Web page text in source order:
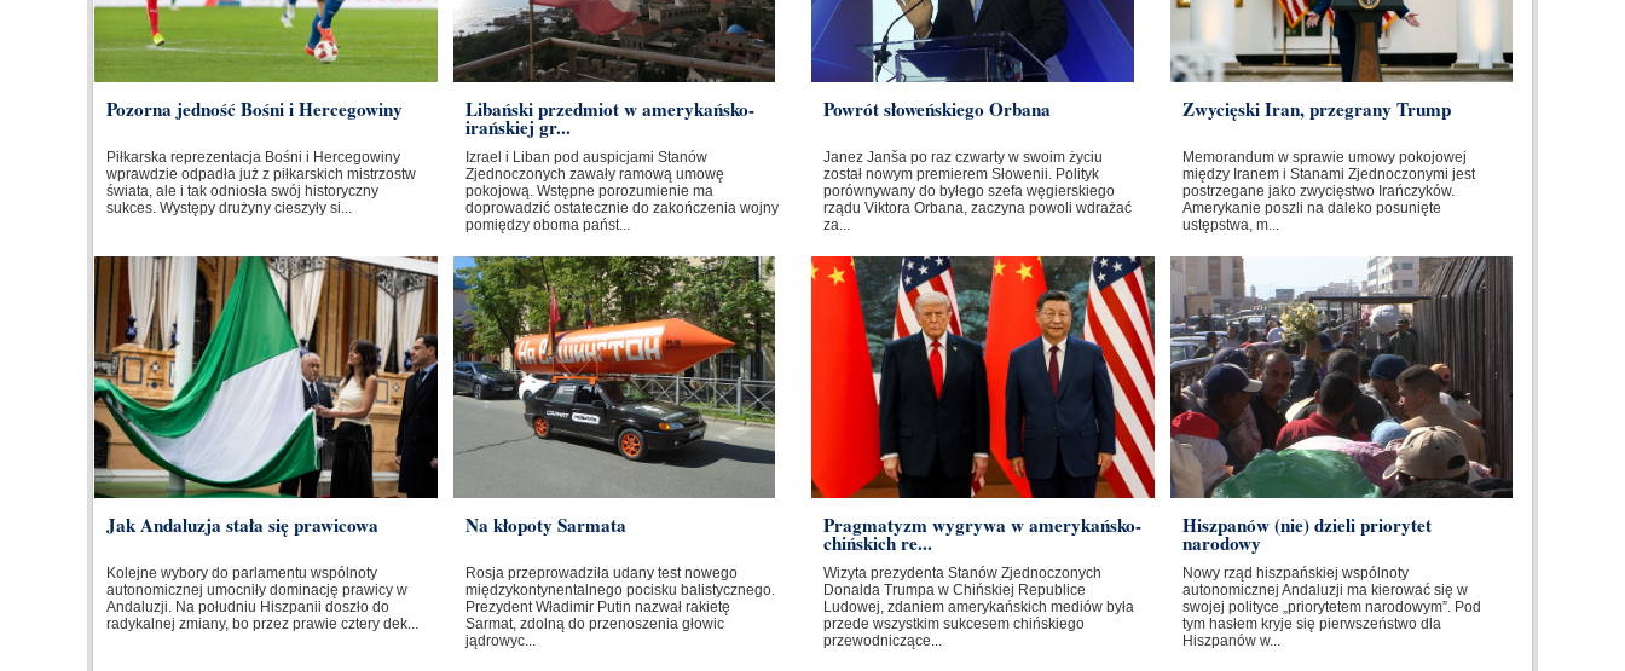
Pozorna jedność Bośni i Hercegowiny
Piłkarska reprezentacja Bośni i Hercegowiny
wprawdzie odpadła już z piłkarskich mistrzostw
świata, ale i tak odniosła swój historyczny
sukces. Występy drużyny cieszyły si...
Libański przedmiot w amerykańsko-
irańskiej gr...
Izrael i Liban pod auspicjami Stanów
Zjednoczonych zawały ramową umowę
pokojową. Wstępne porozumienie ma
doprowadzić ostatecznie do zakończenia wojny
pomiędzy oboma państ...
Powrót słoweńskiego Orbana
Janez Janša po raz czwarty w swoim życiu
został nowym premierem Słowenii. Polityk
porównywany do byłego szefa węgierskiego
rządu Viktora Orbana, zaczyna powoli wdrażać
za...
Zwycięski Iran, przegrany Trump
Memorandum w sprawie umowy pokojowej
między Iranem i Stanami Zjednoczonymi jest
postrzegane jako zwycięstwo Irańczyków.
Amerykanie poszli na daleko posunięte
ustępstwa, m...
Jak Andaluzja stała się prawicowa
Kolejne wybory do parlamentu wspólnoty
autonomicznej umocniły dominację prawicy w
Andaluzji. Na południu Hiszpanii doszło do
radykalnej zmiany, bo przez prawie cztery dek...
Na kłopoty Sarmata
Rosja przeprowadziła udany test nowego
międzykontynentalnego pocisku balistycznego.
Prezydent Władimir Putin nazwał rakietę
Sarmat, zdolną do przenoszenia głowic
jądrowyc...
Pragmatyzm wygrywa w amerykańsko-
chińskich re...
Wizyta prezydenta Stanów Zjednoczonych
Donalda Trumpa w Chińskiej Republice
Ludowej, zdaniem amerykańskich mediów była
przede wszystkim sukcesem chińskiego
przewodniczące...
Hiszpanów (nie) dzieli priorytet
narodowy
Nowy rząd hiszpańskiej wspólnoty
autonomicznej Andaluzji ma kierować się w
swojej polityce „priorytetem narodowym”. Pod
tym hasłem kryje się pierwszeństwo dla
Hiszpanów w...